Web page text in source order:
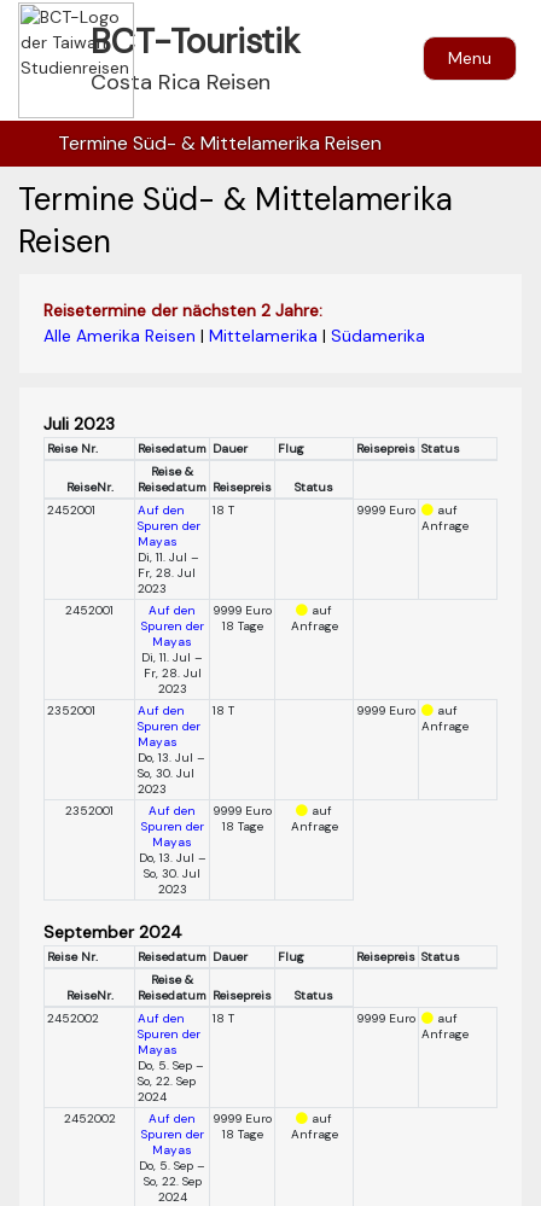
Menu
BCT-Touristik
Costa Rica Reisen
Termine Süd- & Mittelamerika Reisen
Termine Süd- & Mittelamerika
Reisen
Reisetermine der nächsten 2 Jahre:
Alle Amerika Reisen | Mittelamerika | Südamerika
Juli 2023
Reise Nr. Reisedatum Dauer Flug Reisepreis Status
ReiseNr.
Reise &
Reisedatum Reisepreis
Status
2452001
Auf den
Spuren der
Mayas
Di, 11. Jul –
Fr, 28. Jul
2023
18 T 9999 Euro
auf
Anfrage
2452001
Auf den
Spuren der
Mayas
Di, 11. Jul –
Fr, 28. Jul
2023
9999 Euro
18 Tage
auf
Anfrage
2352001
Auf den
Spuren der
Mayas
Do, 13. Jul –
So, 30. Jul
2023
18 T 9999 Euro
auf
Anfrage
2352001
Auf den
Spuren der
Mayas
Do, 13. Jul –
So, 30. Jul
2023
9999 Euro
18 Tage
auf
Anfrage
September 2024
Reise Nr. Reisedatum Dauer Flug Reisepreis Status
ReiseNr.
Reise &
Reisedatum Reisepreis
Status
2452002
Auf den
Spuren der
Mayas
Do, 5. Sep –
So, 22. Sep
2024
18 T 9999 Euro
auf
Anfrage
2452002
Auf den
Spuren der
Mayas
Do, 5. Sep –
So, 22. Sep
2024
9999 Euro
18 Tage
auf
Anfrage